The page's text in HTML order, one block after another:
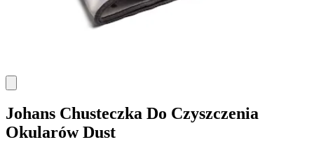
Johans Chusteczka Do Czyszczenia
Okularów Dust